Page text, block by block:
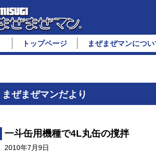
トップページ まぜまぜマンについ
まぜまぜマンだより
一斗缶用機種で4L丸缶の撹拌
2010年7月9日